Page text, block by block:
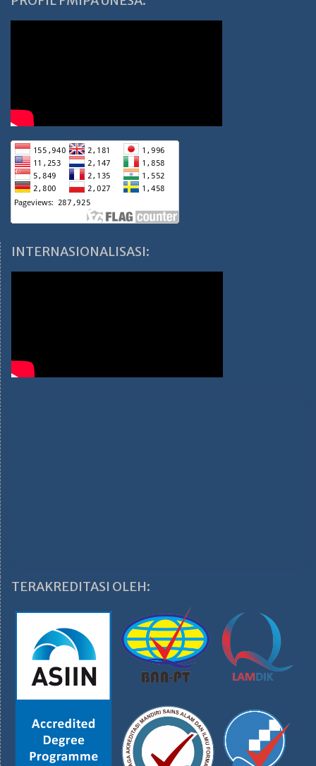
INTERNASIONALISASI:
TERAKREDITASI OLEH: